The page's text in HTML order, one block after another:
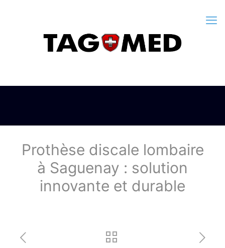
Prothèse discale lombaire
à Saguenay : solution
innovante et durable